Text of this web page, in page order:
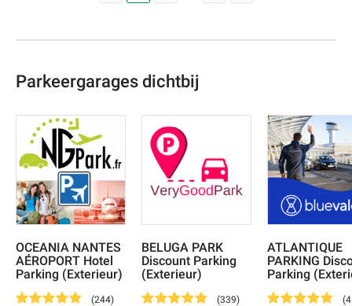
Parkeergarages dichtbij
OCEANIA NANTES
AÉROPORT Hotel
Parking (Exterieur)
(244)
BELUGA PARK
Discount Parking
(Exterieur)
(339)
ATLANTIQUE
PARKING
Parking
(